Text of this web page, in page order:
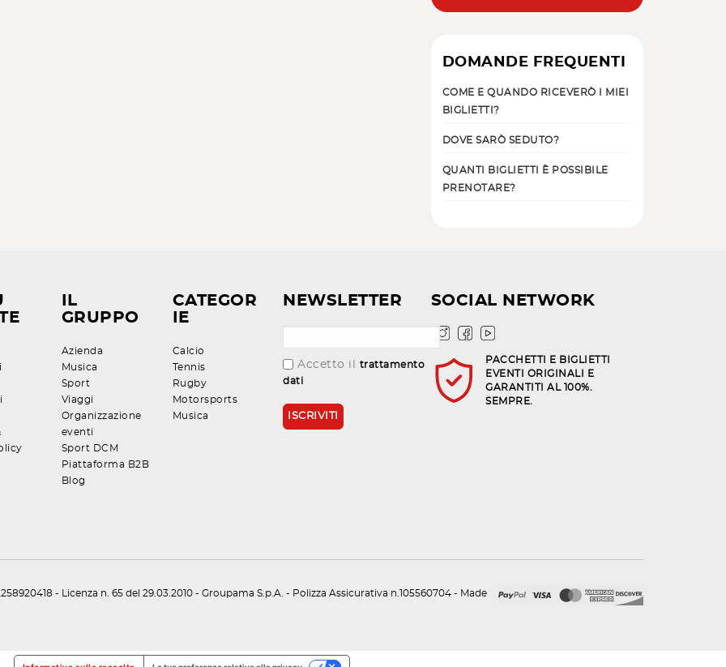
DOMANDE FREQUENTI
COME E QUANDO RICEVERÒ I MIEI
BIGLIETTI?
DOVE SARÒ SEDUTO?
QUANTI BIGLIETTI È POSSIBILE
PRENOTARE?
IL
GRUPPO
Azienda
Musica
Sport
Viaggi
Organizzazione
eventi
Sport DCM
Piattaforma B2B
Blog
CATEGOR
IE
Calcio
Tennis
Rugby
Motorsports
Musica
NEWSLETTER
Accetto il trattamento
dati
SOCIAL NETWORK
PACCHETTI E BIGLIETTI
EVENTI ORIGINALI E
GARANTITI AL 100%.
SEMPRE.
- Licenza n. 65 del 29.03.2010 - Groupama S.p.A. - Polizza Assicurativa n.105560704 - Made